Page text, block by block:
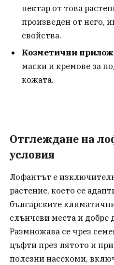
нектар от това
произведен от него,
свойства.
Козметични
маски и кремове за
кожата.
Отглеждане на
условия
Лофантът е
растение, което се
българските
слънчеви места и добре
Размножава се чрез
цъфти през лятото и
полезни насекоми,